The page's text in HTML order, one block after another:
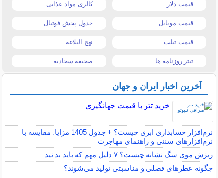
قیمت دلار کالری مواد غذایی
قیمت موبایل جدول پخش فوتبال
قیمت تبلت نهج البلاغه
تیتر روزنامه ها صحیفه سجادیه
آخرین اخبار ایران و جهان
خرید تتر با قیمت جهانگیری
نرم‌افزار حسابداری ابری چیست؟ + جدول 1405 مزایا، مقایسه با
نرم‌افزارهای سنتی و راهنمای مهاجرت
ریزش موی سگ نشانه چیست؟ ۷ دلیل مهم که باید بدانید
چگونه عطرهای فصلی و مناسبتی تولید می‌شوند؟